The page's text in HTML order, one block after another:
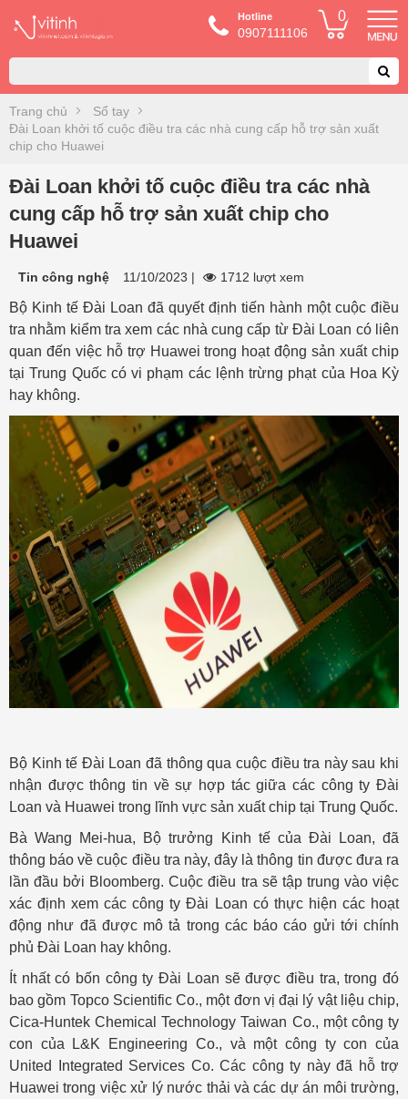
Hotline
0907111106
0
Trang chủ
Sổ tay
Đài Loan khởi tố cuộc điều tra các nhà cung cấp hỗ trợ sản xuất
chip cho Huawei
Đài Loan khởi tố cuộc điều tra các nhà
cung cấp hỗ trợ sản xuất chip cho
Huawei
Tin công nghệ 11/10/2023 | 1712 lượt xem
Bộ Kinh tế Đài Loan đã quyết định tiến hành một cuộc điều
tra nhằm kiểm tra xem các nhà cung cấp từ Đài Loan có liên
quan đến việc hỗ trợ Huawei trong hoạt động sản xuất chip
tại Trung Quốc có vi phạm các lệnh trừng phạt của Hoa Kỳ
hay không.
Bộ Kinh tế Đài Loan đã thông qua cuộc điều tra này sau khi
nhận được thông tin về sự hợp tác giữa các công ty Đài
Loan và Huawei trong lĩnh vực sản xuất chip tại Trung Quốc.
Bà Wang Mei-hua, Bộ trưởng Kinh tế của Đài Loan, đã
thông báo về cuộc điều tra này, đây là thông tin được đưa ra
lần đầu bởi Bloomberg. Cuộc điều tra sẽ tập trung vào việc
xác định xem các công ty Đài Loan có thực hiện các hoạt
động như đã được mô tả trong các báo cáo gửi tới chính
phủ Đài Loan hay không.
Ít nhất có bốn công ty Đài Loan sẽ được điều tra, trong đó
bao gồm Topco Scientific Co., một đơn vị đại lý vật liệu chip,
Cica-Huntek Chemical Technology Taiwan Co., một công ty
con của L&K Engineering Co., và một công ty con của
United Integrated Services Co. Các công ty này đã hỗ trợ
Huawei trong việc xử lý nước thải và các dự án môi trường,